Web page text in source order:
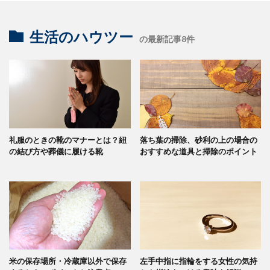
生活のハウツー の最新記事8件
礼服のときの靴のマナーとは？紐
の結び方や葬儀に履ける靴
落ち葉の掃除、砂利の上の場合の
おすすめな道具と掃除のポイント
米の保存場所・冷蔵庫以外で保存
左手中指に指輪をする女性の気持